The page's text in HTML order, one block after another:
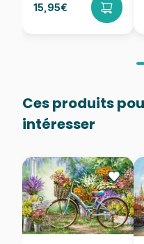
15,95€
Ces produits
intéresser